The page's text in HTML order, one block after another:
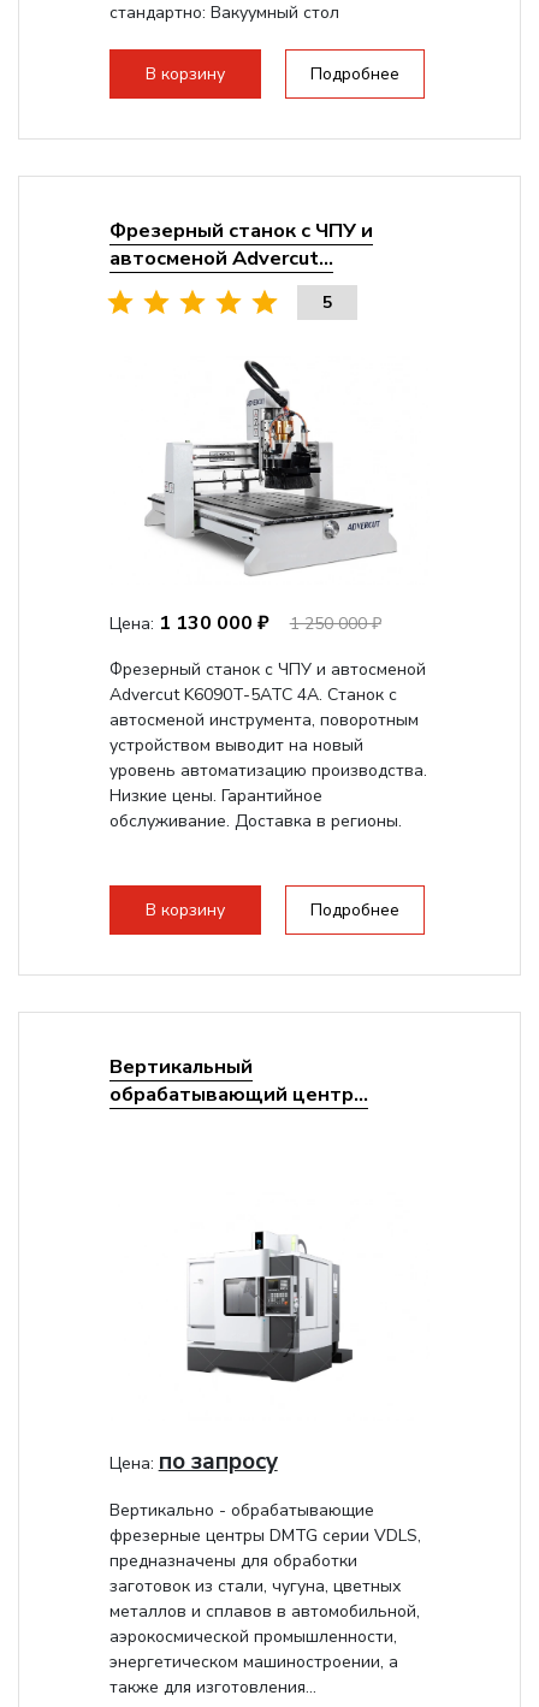
стандартно: Вакуумный стол
Мощность инвертора:
10500 Вт
Охлаждение шпинделя:Воздушное
В корзину Подробнее
Фрезерный станок с ЧПУ и
автосменой Advercut...
5
Цена: 1 130 000 ₽
1 250 000 ₽
Фрезерный станок с ЧПУ и автосменой
Advercut K6090T-5ATC 4A. Станок с
автосменой инструмента, поворотным
устройством выводит на новый
уровень автоматизацию производства.
Низкие цены. Гарантийное
обслуживание. Доставка в регионы.
В корзину Подробнее
Вертикальный
обрабатывающий центр...
Цена: по запросу
Вертикально - обрабатывающие
фрезерные центры DMTG серии VDLS,
предназначены для обработки
заготовок из стали, чугуна, цветных
металлов и сплавов в автомобильной,
аэрокосмической промышленности,
энергетическом машиностроении, а
также для изготовления...